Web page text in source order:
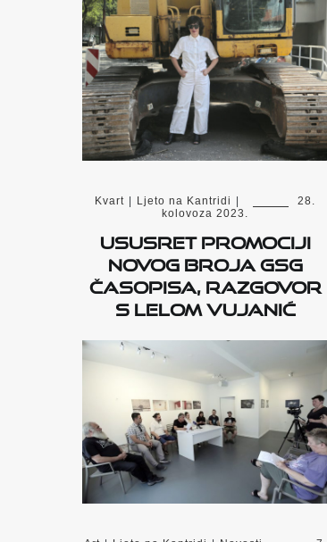
Kvart Ljeto na Kantridi
28.
kolovoza 2023.
Ususret promociji
novog broja GSG
časopisa, razgovor
s Lelom Vujanić